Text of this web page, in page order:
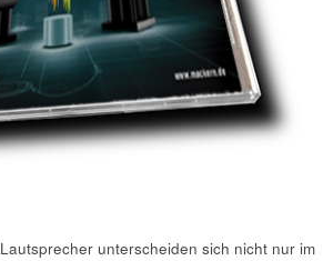
Lautsprecher unterscheiden sich nicht nur im